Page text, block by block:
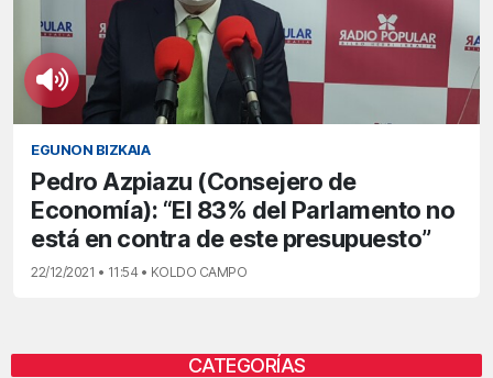
EGUNON BIZKAIA
Pedro Azpiazu (Consejero de
Economía): “El 83% del Parlamento no
está en contra de este presupuesto”
22/12/2021 • 11:54 • KOLDO CAMPO
CATEGORÍAS